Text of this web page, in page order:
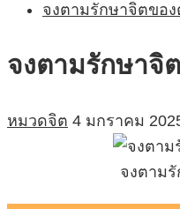
จงตามรักษาจิตขอ
จงตามรักษาจิ
หมวดจิต 4 มกราคม
จงตาม